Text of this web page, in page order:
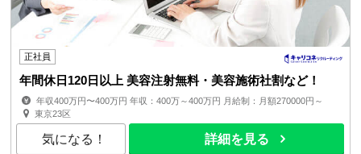
正社員
年間休日120日以上 美容注射無料・美容施術社割など！
年収400万円〜400万円 年収：400万～400万円 月給制：月額270000円～
賞与：年2回（6月・12月） 昇給：年1回（4月1日時点で...
東京23区
気になる！ 詳細を見る